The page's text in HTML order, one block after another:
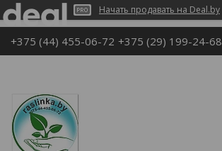
Начать продавать на Deal.by
+375 (44) 455-06-72 +375 (29) 199-24-68